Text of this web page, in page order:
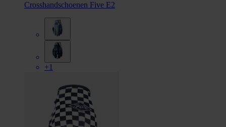
Crosshandschoenen Five E2
+1